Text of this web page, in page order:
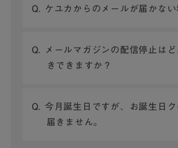
Q. ケユカからのメールが届かない
Q. メールマガジンの配信停止はど
きできますか？
Q. 今月誕生日ですが、お誕生日ク
届きません。